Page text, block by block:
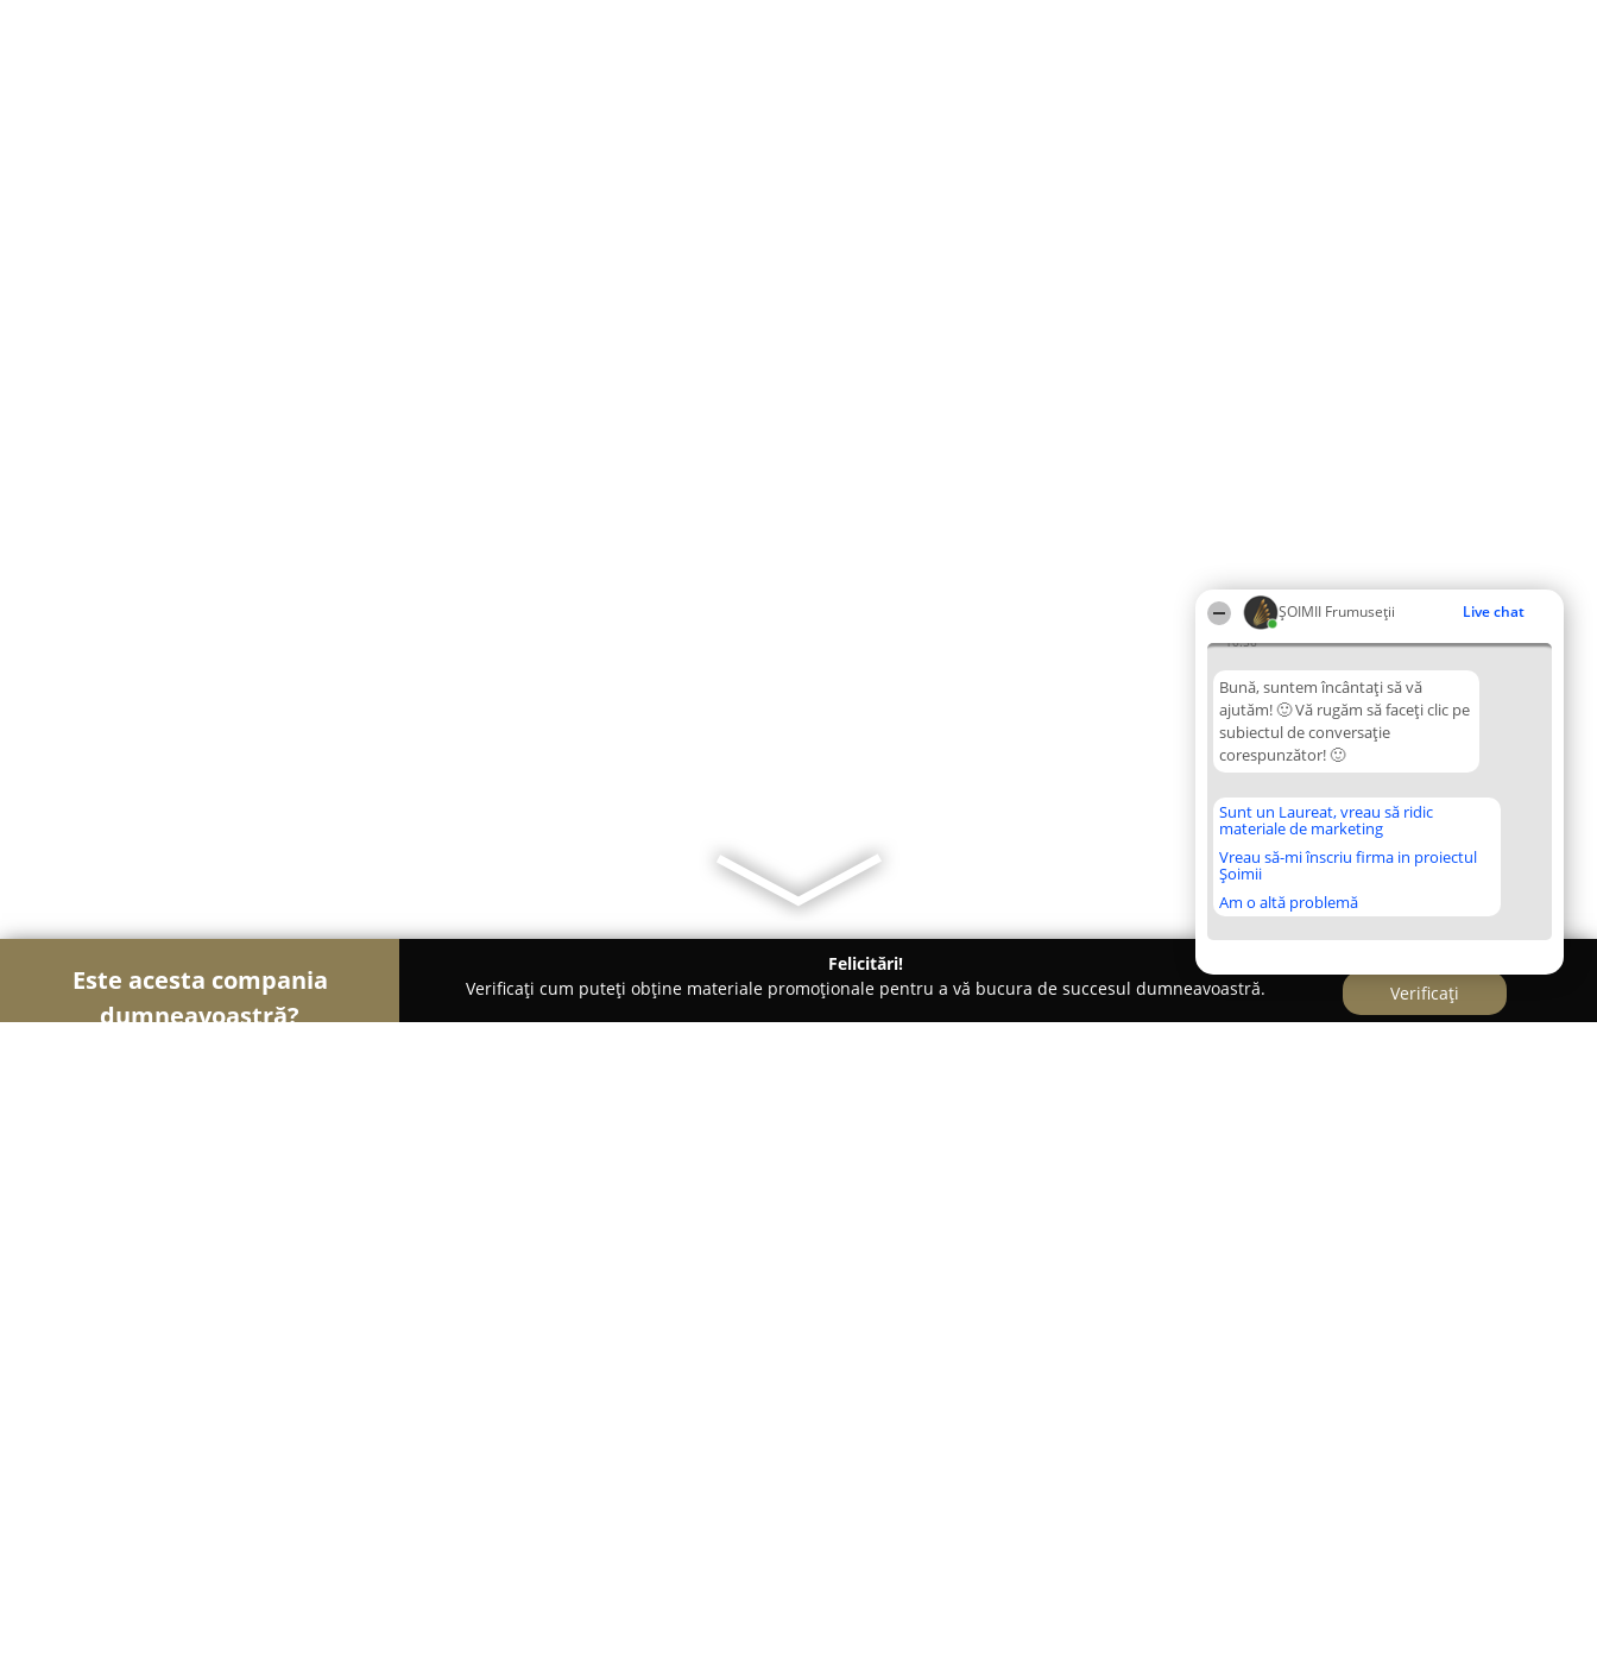
ȘOIMII Frumuseții Live chat
10:56
Bună, suntem încântați să vă
ajutăm! 🙂 Vă rugăm să faceți clic pe
subiectul de conversație
corespunzător! 🙂
Sunt un Laureat, vreau să ridic
materiale de marketing
Vreau să-mi înscriu firma in proiectul
Șoimii
Am o altă problemă
Este acesta compania
dumneavoastră?
Felicitări!
Verificați cum puteți obține materiale promoționale pentru a vă bucura de succesul dumneavoastră.
Verificați